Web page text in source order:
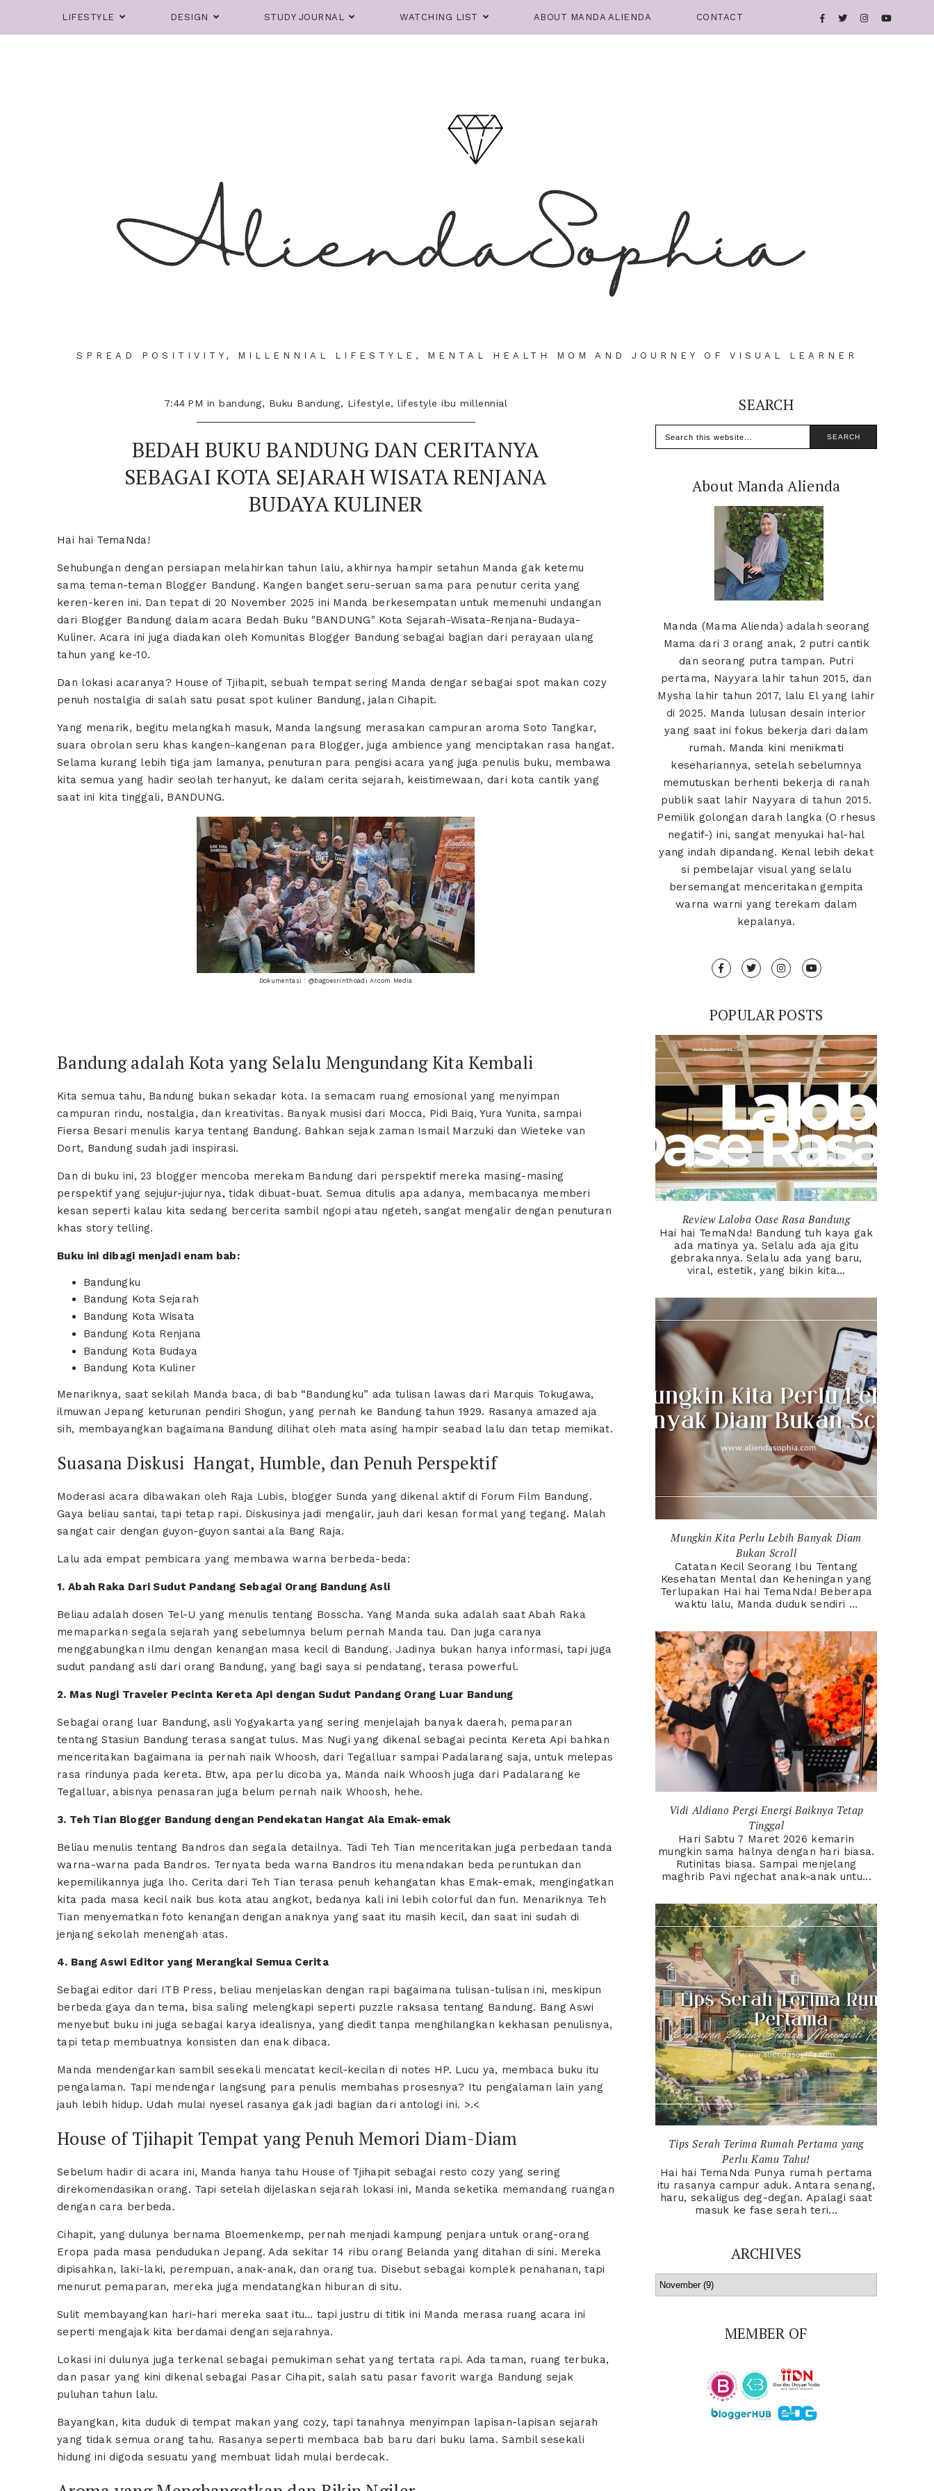
LIFESTYLE DESIGN STUDY JOURNAL WATCHING LIST ABOUT MANDA ALIENDA CONTACT
SPREAD POSITIVITY, MILLENNIAL LIFESTYLE, MENTAL HEALTH MOM AND JOURNEY OF VISUAL LEARNER
7:44 PM inbandung, Buku Bandung, Lifestyle,lifestyle ibu millennial
BEDAH BUKU BANDUNG DAN CERITANYA
SEBAGAI KOTA SEJARAH WISATA RENJANA
BUDAYA KULINER
Hai hai TemaNda!
Sehubungan dengan persiapan melahirkan tahun lalu, akhirnya hampir setahun Manda gak ketemu
sama teman-teman Blogger Bandung. Kangen banget seru-seruan sama para penutur cerita yang
keren-keren ini. Dan tepat di 20 November 2025 ini Manda berkesempatan untuk memenuhi undangan
dari Blogger Bandung dalam acara Bedah Buku "BANDUNG" Kota Sejarah-Wisata-Renjana-Budaya-
Kuliner. Acara ini juga diadakan oleh Komunitas Blogger Bandung sebagai bagian dari perayaan ulang
tahun yang ke-10.
Dan lokasi acaranya? House of Tjihapit, sebuah tempat sering Manda dengar sebagai spot makan cozy
penuh nostalgia di salah satu pusat spot kuliner Bandung, jalan Cihapit.
Yang menarik, begitu melangkah masuk, Manda langsung merasakan campuran aroma Soto Tangkar,
suara obrolan seru khas kangen-kangenan para Blogger, juga ambience yang menciptakan rasa hangat.
Selama kurang lebih tiga jam lamanya, penuturan para pengisi acara yang juga penulis buku, membawa
kita semua yang hadir seolah terhanyut, ke dalam cerita sejarah, keistimewaan, dari kota cantik yang
saat ini kita tinggali, BANDUNG.
Dokumentasi : @bagoesrinthoadi Arcom Media
Bandung adalah Kota yang Selalu Mengundang Kita Kembali
Kita semua tahu, Bandung bukan sekadar kota. Ia semacam ruang emosional yang menyimpan
campuran rindu, nostalgia, dan kreativitas. Banyak musisi dari Mocca, Pidi Baiq, Yura Yunita, sampai
Fiersa Besari menulis karya tentang Bandung. Bahkan sejak zaman Ismail Marzuki dan Wieteke van
Dort, Bandung sudah jadi inspirasi.
Dan di buku ini, 23 blogger mencoba merekam Bandung dari perspektif mereka masing-masing
perspektif yang sejujur-jujurnya, tidak dibuat-buat. Semua ditulis apa adanya, membacanya memberi
kesan seperti kalau kita sedang bercerita sambil ngopi atau ngeteh, sangat mengalir dengan penuturan
khas story telling.
Buku ini dibagi menjadi enam bab:
Bandungku
Bandung Kota Sejarah
Bandung Kota Wisata
Bandung Kota Renjana
Bandung Kota Budaya
Bandung Kota Kuliner
Menariknya, saat sekilah Manda baca, di bab “Bandungku” ada tulisan lawas dari Marquis Tokugawa,
ilmuwan Jepang keturunan pendiri Shogun, yang pernah ke Bandung tahun 1929. Rasanya amazed aja
sih, membayangkan bagaimana Bandung dilihat oleh mata asing hampir seabad lalu dan tetap memikat.
Suasana Diskusi Hangat, Humble, dan Penuh Perspektif
Moderasi acara dibawakan oleh Raja Lubis, blogger Sunda yang dikenal aktif di Forum Film Bandung.
Gaya beliau santai, tapi tetap rapi. Diskusinya jadi mengalir, jauh dari kesan formal yang tegang. Malah
sangat cair dengan guyon-guyon santai ala Bang Raja.
Lalu ada empat pembicara yang membawa warna berbeda-beda:
1. Abah Raka Dari Sudut Pandang Sebagai Orang Bandung Asli
Beliau adalah dosen Tel-U yang menulis tentang Bosscha. Yang Manda suka adalah saat Abah Raka
memaparkan segala sejarah yang sebelumnya belum pernah Manda tau. Dan juga caranya
menggabungkan ilmu dengan kenangan masa kecil di Bandung. Jadinya bukan hanya informasi, tapi juga
sudut pandang asli dari orang Bandung, yang bagi saya si pendatang, terasa powerful.
2. Mas Nugi Traveler Pecinta Kereta Api dengan Sudut Pandang Orang Luar Bandung
Sebagai orang luar Bandung, asli Yogyakarta yang sering menjelajah banyak daerah, pemaparan
tentang Stasiun Bandung terasa sangat tulus. Mas Nugi yang dikenal sebagai pecinta Kereta Api bahkan
menceritakan bagaimana ia pernah naik Whoosh, dari Tegalluar sampai Padalarang saja, untuk melepas
rasa rindunya pada kereta. Btw, apa perlu dicoba ya, Manda naik Whoosh juga dari Padalarang ke
Tegalluar, abisnya penasaran juga belum pernah naik Whoosh, hehe.
3. Teh Tian Blogger Bandung dengan Pendekatan Hangat Ala Emak-emak
Beliau menulis tentang Bandros dan segala detailnya. Tadi Teh Tian menceritakan juga perbedaan tanda
warna-warna pada Bandros. Ternyata beda warna Bandros itu menandakan beda peruntukan dan
kepemilikannya juga lho. Cerita dari Teh Tian terasa penuh kehangatan khas Emak-emak, mengingatkan
kita pada masa kecil naik bus kota atau angkot, bedanya kali ini lebih colorful dan fun. Menariknya Teh
Tian menyematkan foto kenangan dengan anaknya yang saat itu masih kecil, dan saat ini sudah di
jenjang sekolah menengah atas.
4. Bang Aswi Editor yang Merangkai Semua Cerita
Sebagai editor dari ITB Press, beliau menjelaskan dengan rapi bagaimana tulisan-tulisan ini, meskipun
berbeda gaya dan tema, bisa saling melengkapi seperti puzzle raksasa tentang Bandung. Bang Aswi
menyebut buku ini juga sebagai karya idealisnya, yang diedit tanpa menghilangkan kekhasan penulisnya,
tapi tetap membuatnya konsisten dan enak dibaca.
Manda mendengarkan sambil sesekali mencatat kecil-kecilan di notes HP. Lucu ya, membaca buku itu
pengalaman. Tapi mendengar langsung para penulis membahas prosesnya? Itu pengalaman lain yang
jauh lebih hidup. Udah mulai nyesel rasanya gak jadi bagian dari antologi ini. >.<
House of Tjihapit Tempat yang Penuh Memori Diam-Diam
Sebelum hadir di acara ini, Manda hanya tahu House of Tjihapit sebagai resto cozy yang sering
direkomendasikan orang. Tapi setelah dijelaskan sejarah lokasi ini, Manda seketika memandang ruangan
dengan cara berbeda.
Cihapit, yang dulunya bernama Bloemenkemp, pernah menjadi kampung penjara untuk orang-orang
Eropa pada masa pendudukan Jepang. Ada sekitar 14 ribu orang Belanda yang ditahan di sini. Mereka
dipisahkan, laki-laki, perempuan, anak-anak, dan orang tua. Disebut sebagai komplek penahanan, tapi
menurut pemaparan, mereka juga mendatangkan hiburan di situ.
Sulit membayangkan hari-hari mereka saat itu… tapi justru di titik ini Manda merasa ruang acara ini
seperti mengajak kita berdamai dengan sejarahnya.
Lokasi ini dulunya juga terkenal sebagai pemukiman sehat yang tertata rapi. Ada taman, ruang terbuka,
dan pasar yang kini dikenal sebagai Pasar Cihapit, salah satu pasar favorit warga Bandung sejak
puluhan tahun lalu.
Bayangkan, kita duduk di tempat makan yang cozy, tapi tanahnya menyimpan lapisan-lapisan sejarah
yang tidak semua orang tahu. Rasanya seperti membaca bab baru dari buku lama. Sambil sesekali
hidung ini digoda sesuatu yang membuat lidah mulai berdecak.
SEARCH
About Manda Alienda
Manda (Mama Alienda) adalah seorang
Mama dari 3 orang anak, 2 putri cantik
dan seorang putra tampan. Putri
pertama, Nayyara lahir tahun 2015, dan
Mysha lahir tahun 2017, lalu El yang lahir
di 2025. Manda lulusan desain interior
yang saat ini fokus bekerja dari dalam
rumah. Manda kini menikmati
kesehariannya, setelah sebelumnya
memutuskan berhenti bekerja di ranah
publik saat lahir Nayyara di tahun 2015.
Pemilik golongan darah langka (O rhesus
negatif-) ini, sangat menyukai hal-hal
yang indah dipandang. Kenal lebih dekat
si pembelajar visual yang selalu
bersemangat menceritakan gempita
warna warni yang terekam dalam
kepalanya.
POPULAR POSTS
Review Laloba Oase Rasa Bandung
Hai hai TemaNda! Bandung tuh kaya gak
ada matinya ya. Selalu ada aja gitu
gebrakannya. Selalu ada yang baru,
viral, estetik, yang bikin kita...
Mungkin Kita Perlu Lebih Banyak Diam
Bukan Scroll
Catatan Kecil Seorang Ibu Tentang
Kesehatan Mental dan Keheningan yang
Terlupakan Hai hai TemaNda! Beberapa
waktu lalu, Manda duduk sendiri ...
Vidi Aldiano Pergi Energi Baiknya Tetap
Tinggal
Hari Sabtu 7 Maret 2026 kemarin
mungkin sama halnya dengan hari biasa.
Rutinitas biasa. Sampai menjelang
maghrib Pavi ngechat anak-anak untu...
Tips Serah Terima Rumah Pertama yang
Perlu Kamu Tahu!
Hai hai TemaNda Punya rumah pertama
itu rasanya campur aduk. Antara senang,
haru, sekaligus deg-degan. Apalagi saat
masuk ke fase serah teri...
ARCHIVES
MEMBER OF